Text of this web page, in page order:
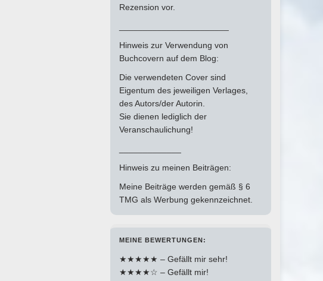
Rezension vor.
Hinweis zur Verwendung von
Buchcovern auf dem Blog:
Die verwendeten Cover sind
Eigentum des jeweiligen Verlages,
des Autors/der Autorin.
Sie dienen lediglich der
Veranschaulichung!
Hinweis zu meinen Beiträgen:
Meine Beiträge werden gemäß § 6
TMG als Werbung gekennzeichnet.
MEINE BEWERTUNGEN:
★★★★★ – Gefällt mir sehr!
★★★★☆ – Gefällt mir!